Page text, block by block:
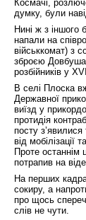
Космачі,
думку, були
Нині ж з іншого
напали на
військкомат) з
зброєю Довбуша
розбійників у
В селі Плоска
Державної
виїзд у
протидія
посту з’явилися
від мобілізації
Проте останнім
потрапив на
На перших
сокиру, а
про щось
слів не чути.